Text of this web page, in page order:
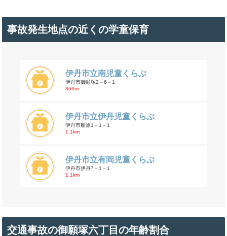
事故発生地点の近くの学童保育
伊丹市立南児童くらぶ
伊丹市御願塚2－6－1
369m
伊丹市立伊丹児童くらぶ
伊丹市船原1－1－1
1.1km
伊丹市立有岡児童くらぶ
伊丹市伊丹7－1－1
1.1km
交通事故の御願塚六丁目の年齢割合